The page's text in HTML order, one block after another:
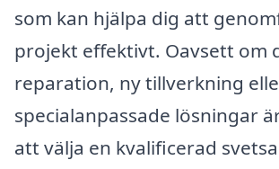
som kan hjälpa dig att
projekt effektivt. Oavsett om
reparation, ny tillverkning
specialanpassade lösningar
att välja en kvalificerad